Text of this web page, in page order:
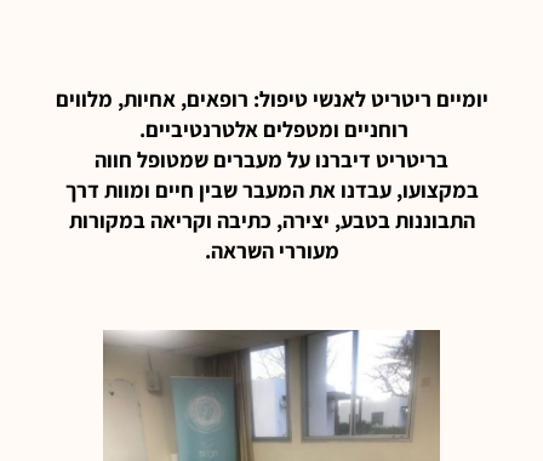
יומיים ריטריט לאנשי טיפול: רופאים, אחיות, מלווים
רוחניים ומטפלים אלטרנטיביים.
בריטריט דיברנו על מעברים שמטופל חווה
במקצועו, עבדנו את המעבר שבין חיים ומוות דרך
התבוננות בטבע, יצירה, כתיבה וקריאה במקורות
מעוררי השראה.